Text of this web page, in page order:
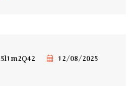
12/08/2025